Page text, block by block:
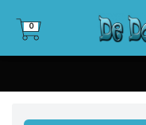
0
0